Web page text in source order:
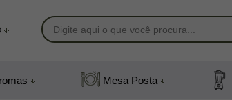
(48) 991831408
Mesa Posta